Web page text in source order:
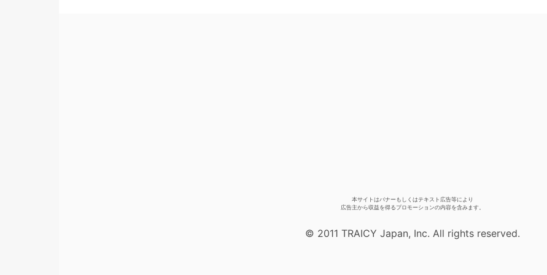
本サイトはバナーもしくはテキスト広告等により
広告主から収益を得るプロモーションの内容を含みます。
© 2011 TRAICY Japan, Inc. All rights reserved.